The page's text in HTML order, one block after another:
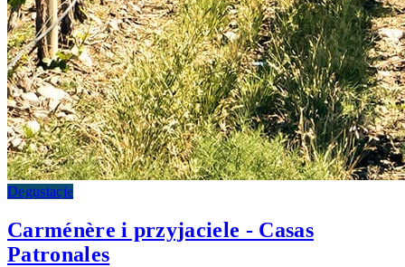
Degustacje
Carménère i przyjaciele - Casas
Patronales